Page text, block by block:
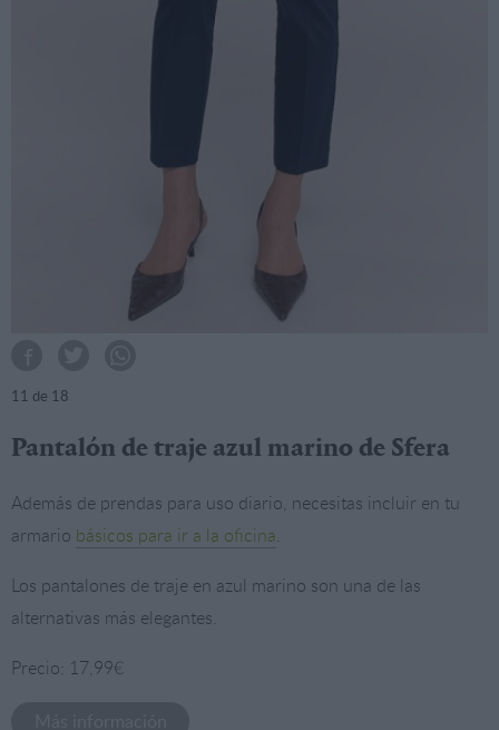
11 de 18
Pantalón de traje azul marino de Sfera
Además de prendas para uso diario, necesitas incluir en tu
armario básicos para ir a la oficina.
Los pantalones de traje en azul marino son una de las
alternativas más elegantes.
Precio: 17,99€